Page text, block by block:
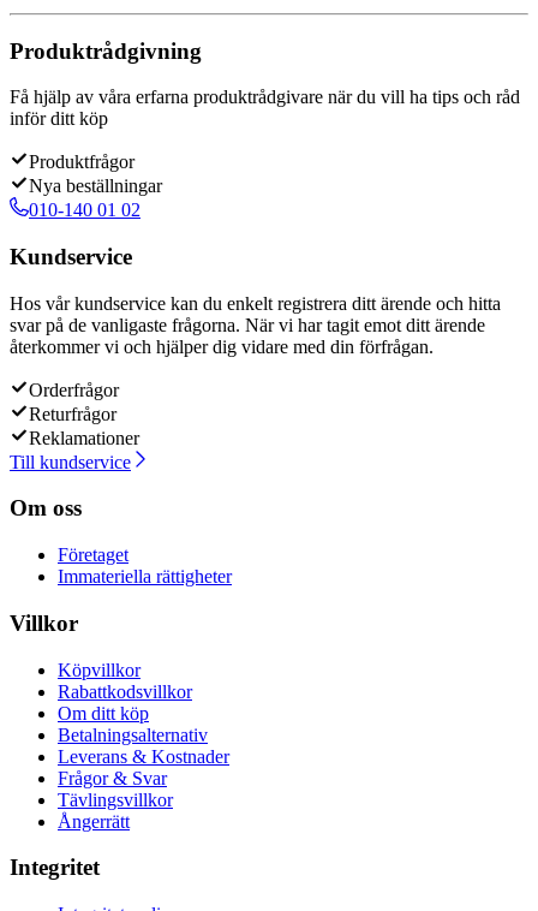
Produktrådgivning
Få hjälp av våra erfarna produktrådgivare när du vill ha tips och råd
inför ditt köp
Produktfrågor
Nya beställningar
010-140 01 02
Kundservice
Hos vår kundservice kan du enkelt registrera ditt ärende och hitta
svar på de vanligaste frågorna. När vi har tagit emot ditt ärende
återkommer vi och hjälper dig vidare med din förfrågan.
Orderfrågor
Returfrågor
Reklamationer
Till kundservice
Om oss
Företaget
Immateriella rättigheter
Villkor
Köpvillkor
Rabattkodsvillkor
Om ditt köp
Betalningsalternativ
Leverans & Kostnader
Frågor & Svar
Tävlingsvillkor
Ångerrätt
Integritet